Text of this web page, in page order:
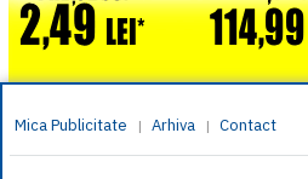
Mica Publicitate | Arhiva | Contact